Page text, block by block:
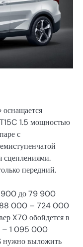
оснащается
1.5 мощностью
с
сцеплениями.
передний.
900 до 79 900
588 000 – 724 000
X70 обойдется в
1 095 000
нужно выложить